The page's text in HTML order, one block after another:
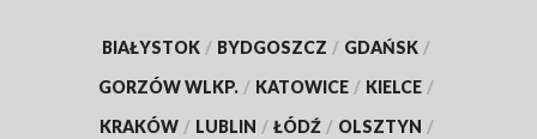
BIAŁYSTOK / BYDGOSZCZ / GDAŃSK /
GORZÓW WLKP. / KATOWICE / KIELCE /
KRAKÓW / LUBLIN / ŁÓDŹ / OLSZTYN /